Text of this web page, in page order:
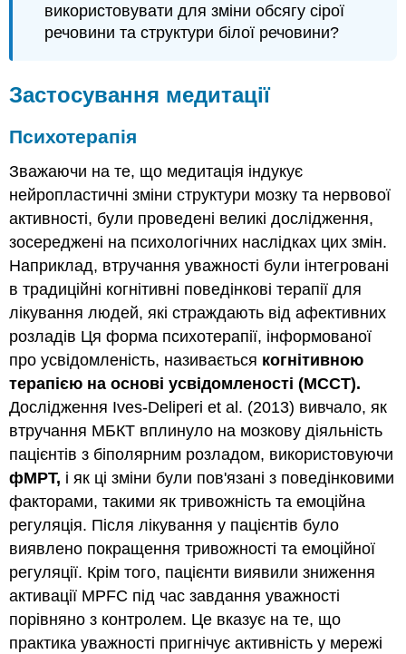
використовувати для зміни обсягу сірої
речовини та структури білої речовини?
Застосування медитації
Психотерапія
Зважаючи на те, що медитація індукує
нейропластичні зміни структури мозку та нервової
активності, були проведені великі дослідження,
зосереджені на психологічних наслідках цих змін.
Наприклад, втручання уважності були інтегровані
в традиційні когнітивні поведінкові терапії для
лікування людей, які страждають від афективних
розладів Ця форма психотерапії, інформованої
про усвідомленість, називається когнітивною
терапією на основі усвідомленості (MCCT).
Дослідження Ives-Deliperi et al. (2013) вивчало, як
втручання МБКТ вплинуло на мозкову діяльність
пацієнтів з біполярним розладом, використовуючи
фМРТ, і як ці зміни були пов'язані з поведінковими
факторами, такими як тривожність та емоційна
регуляція. Після лікування у пацієнтів було
виявлено покращення тривожності та емоційної
регуляції. Крім того, пацієнти виявили зниження
активації MPFC під час завдання уважності
порівняно з контролем. Це вказує на те, що
практика уважності пригнічує активність у мережі